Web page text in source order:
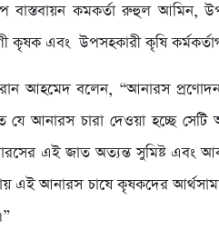
কমকর্তা রুহুল আমিন,
কৃষক এবং উপসহকারী কৃষি
আহমেদ বলেন, “আনারস
আনারস চারা দেওয়া হচ্ছে সেটি
এই জাত অত্যন্ত সুমিষ্ট এবং
এই আনারস চাষে কৃষকদের